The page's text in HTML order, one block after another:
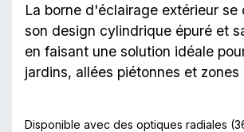
La borne d'éclairage extérieur se
son design cylindrique épuré et
en faisant une solution idéale
jardins, allées piétonnes et zones
Disponible avec des optiques radiales